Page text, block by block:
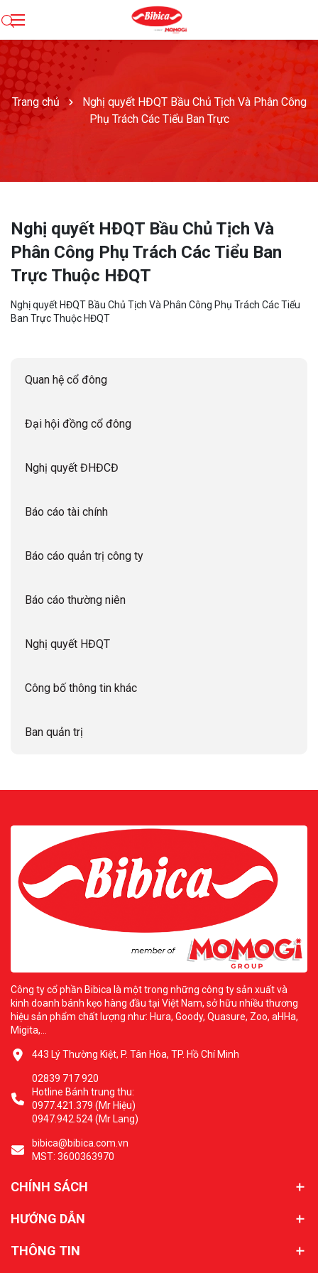
Trang chủ
Nghị quyết HĐQT Bầu Chủ Tịch Và Phân Công
Phụ Trách Các Tiểu Ban Trực
Quan hệ cổ đông
Đại hội đồng cổ đông
Nghị quyết ĐHĐCĐ
Báo cáo tài chính
Báo cáo quản trị công ty
Báo cáo thường niên
Nghị quyết HĐQT
Công bố thông tin khác
Ban quản trị
Nghị quyết HĐQT Bầu Chủ Tịch Và
Phân Công Phụ Trách Các Tiểu Ban
Trực Thuộc HĐQT
Nghị quyết HĐQT Bầu Chủ Tịch Và Phân Công Phụ Trách Các Tiểu
Ban Trực Thuộc HĐQT
Công ty cổ phần Bibica là một trong những công ty sản xuất và
kinh doanh bánh kẹo hàng đầu tại Việt Nam, sở hữu nhiều thương
hiệu sản phẩm chất lượng như: Hura, Goody, Quasure, Zoo, aHHa,
Migita,...
443 Lý Thường Kiệt, P. Tân Hòa, TP. Hồ Chí Minh
02839 717 920
Hotline Bánh trung thu:
0977.421.379 (Mr Hiệu)
0947.942.524 (Mr Lang)
bibica@bibica.com.vn
MST: 3600363970
CHÍNH SÁCH
HƯỚNG DẪN
THÔNG TIN